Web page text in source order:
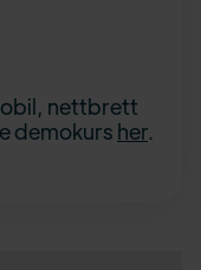
nettbrett
demokurs her.